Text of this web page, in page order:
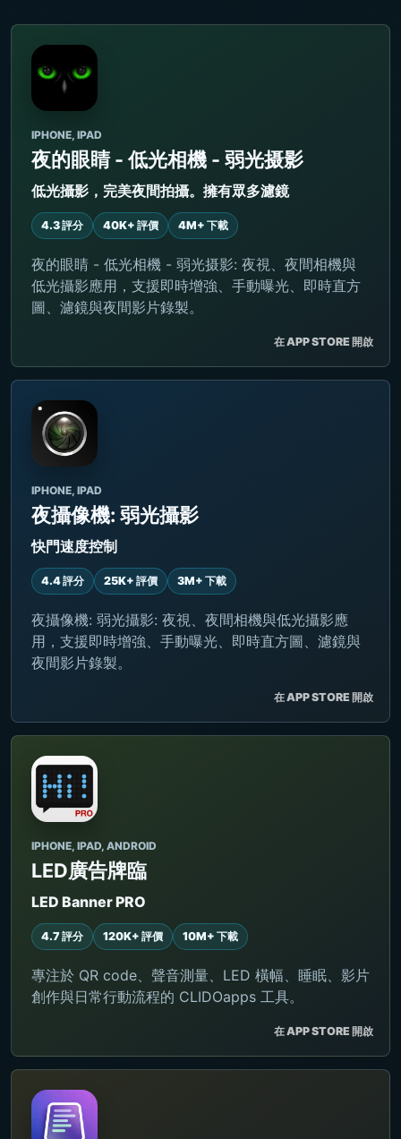
IPHONE, IPAD
夜的眼睛 - 低光相機 - 弱光摄影
低光攝影，完美夜間拍攝。擁有眾多濾鏡
4.3 評分 40K+ 評價 4M+ 下載
夜的眼睛 - 低光相機 - 弱光摄影: 夜視、夜間相機與
低光攝影應用，支援即時增強、手動曝光、即時直方
圖、濾鏡與夜間影片錄製。
在 APP STORE 開啟
IPHONE, IPAD
夜攝像機: 弱光攝影
快門速度控制
4.4 評分 25K+ 評價 3M+ 下載
夜攝像機: 弱光攝影: 夜視、夜間相機與低光攝影應
用，支援即時增強、手動曝光、即時直方圖、濾鏡與
夜間影片錄製。
在 APP STORE 開啟
IPHONE, IPAD, ANDROID
LED廣告牌臨
LED Banner PRO
4.7 評分 120K+ 評價 10M+ 下載
專注於 QR code、聲音測量、LED 橫幅、睡眠、影片
創作與日常行動流程的 CLIDOapps 工具。
在 APP STORE 開啟